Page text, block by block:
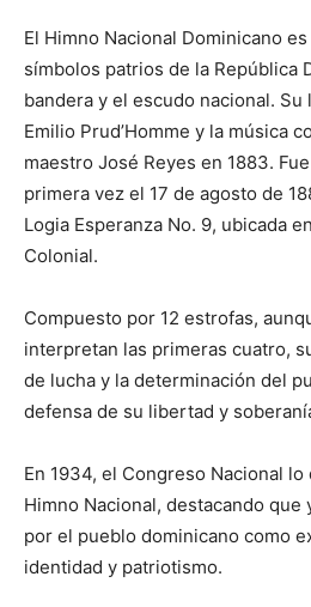
El Himno Nacional Dominicano
símbolos patrios de la República
bandera y el escudo nacional.
Emilio Prud’Homme y la música
maestro José Reyes en 1883.
primera vez el 17 de agosto de
Logia Esperanza No. 9, ubicada
Colonial.
Compuesto por 12 estrofas,
interpretan las primeras cuatro,
de lucha y la determinación del
defensa de su libertad y
En 1934, el Congreso Nacional
Himno Nacional, destacando que
por el pueblo dominicano como
identidad y patriotismo.